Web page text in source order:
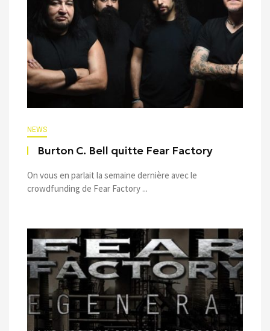
NEWS
Burton C. Bell quitte Fear Factory
On vous en parlait la semaine dernière avec le
crowdfunding de Fear Factory ...